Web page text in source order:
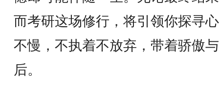
而考研这场修行，将引领你探寻
不慢，不执着不放弃，带着骄傲
后。